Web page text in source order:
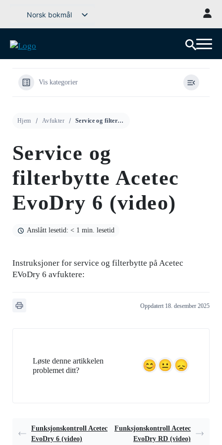
Norsk bokmål
Svenska
English (UK)
Dansk
Latviešu valoda
Lietuvių kalba
Vis kategorier
Hjem Avfukter Service og filterbytte Acetec EvoDry 6 (video)
Service og
filterbytte Acetec
EvoDry 6 (video)
Anslått lesetid: < 1 min. lesetid
Instruksjoner for service og filterbytte på Acetec
EVoDry 6 avfuktere:
Oppdatert 18. desember 2025
Løste denne artikkelen
problemet ditt?
Funksjonskontroll Acetec
EvoDry 6 (video)
Funksjonskontroll Acetec
EvoDry RD (video)